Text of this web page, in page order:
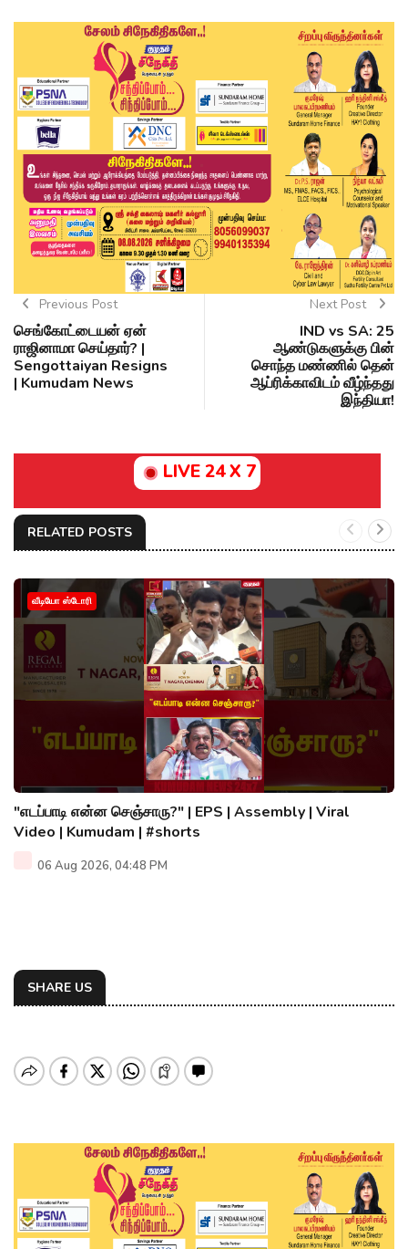
Previous Post
செங்கோட்டையன் ஏன்
ராஜினாமா செய்தார்? |
Sengottaiyan Resigns
| Kumudam News
Next Post
IND vs SA: 25
ஆண்டுகளுக்கு பின்
சொந்த மண்ணில் தென்
ஆப்ரிக்காவிடம் வீழ்ந்தது
இந்தியா!
LIVE 24 X 7
RELATED POSTS
வீடியோ ஸ்டோரி
"எடப்பாடி என்ன செஞ்சாரு?" | EPS | Assembly | Viral
Video | Kumudam | #shorts
06 Aug 2026, 04:48 PM
SHARE US